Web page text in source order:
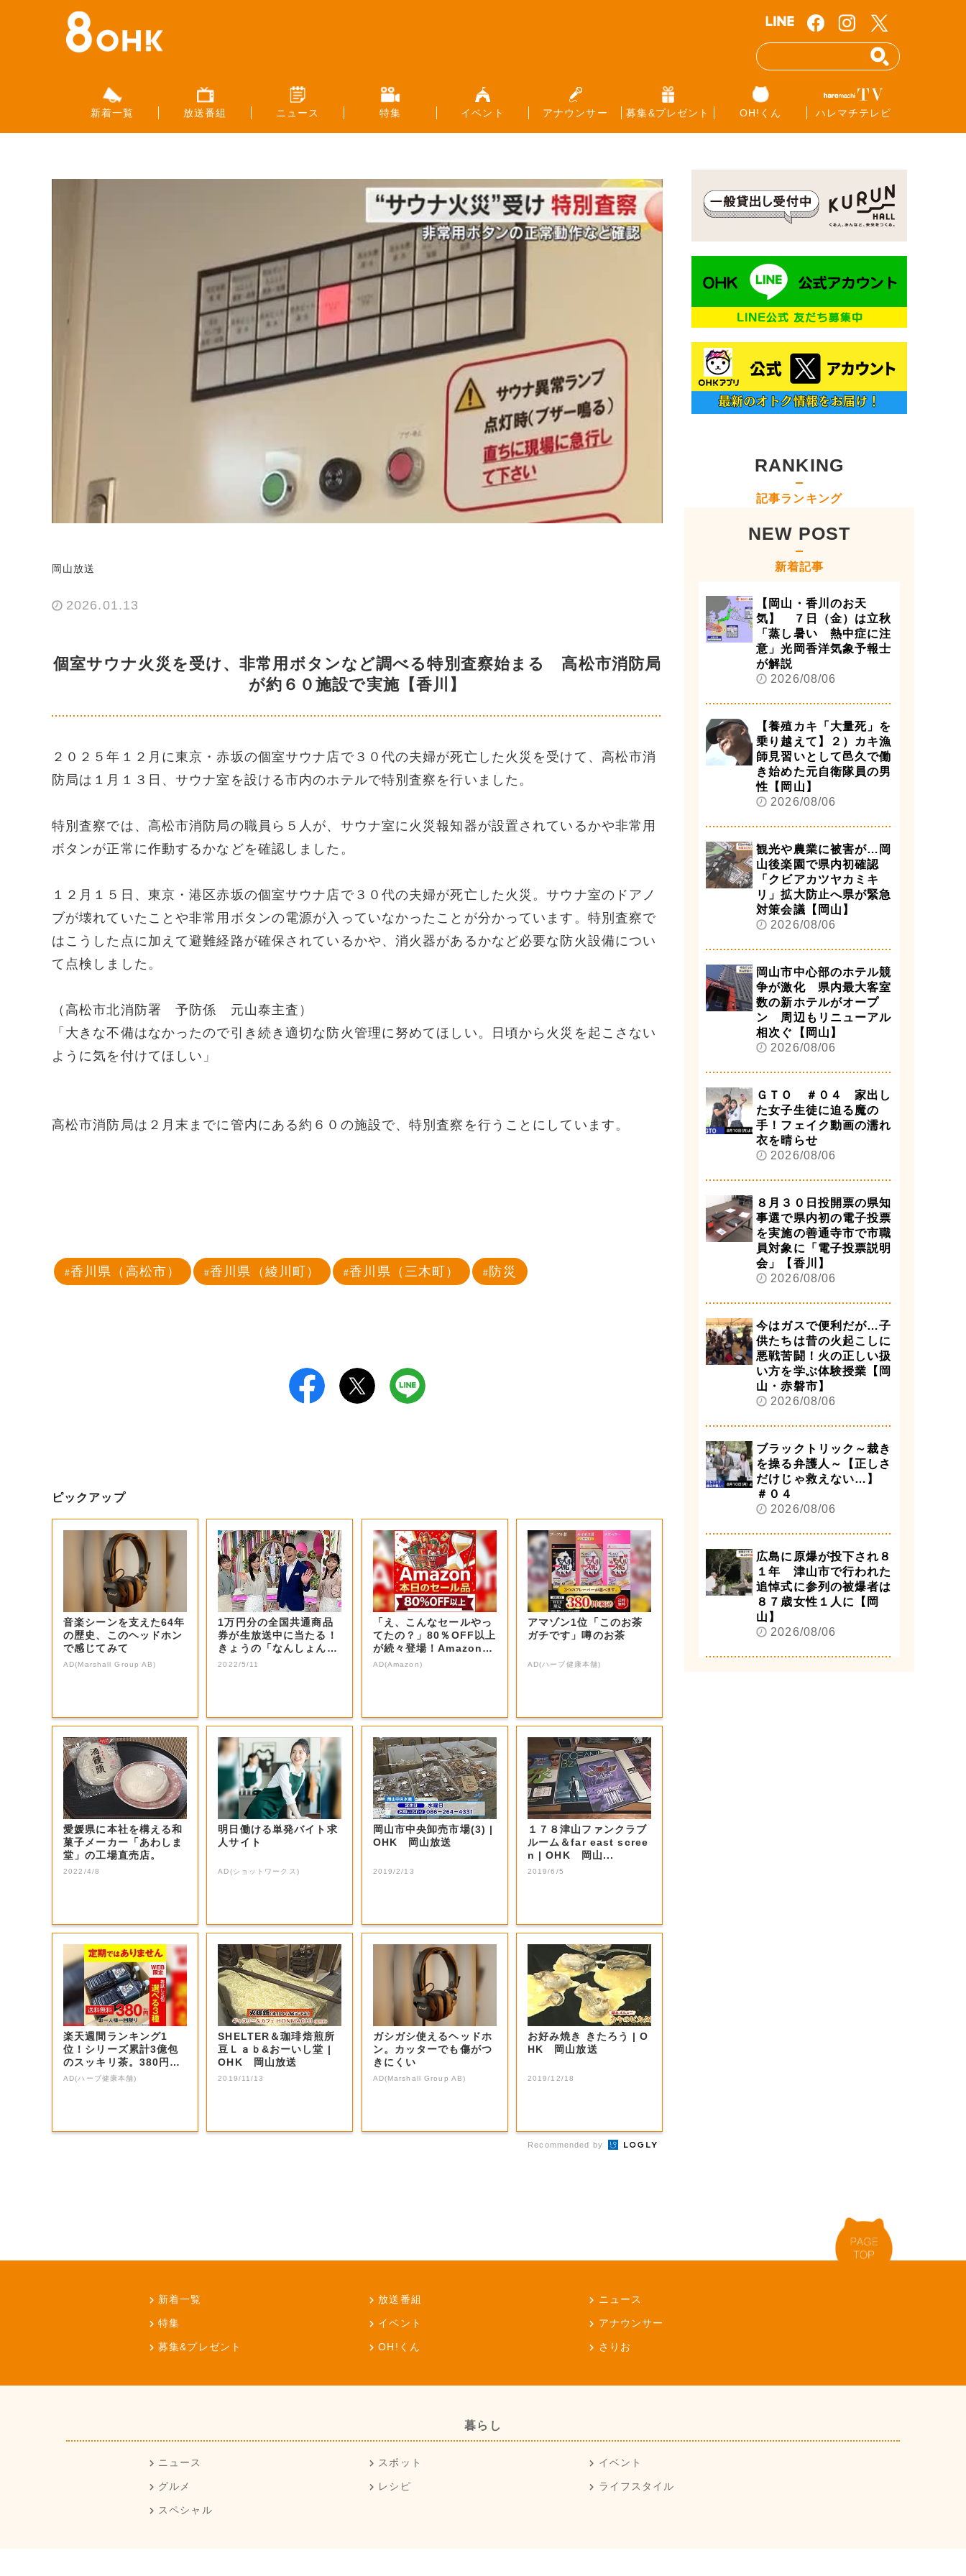
新着一覧 放送番組 ニュース 特集 イベント アナウンサー 募集&プレゼント OH!くん ハレマチテレビ
岡山放送
2026.01.13
個室サウナ火災を受け、非常用ボタンなど調べる特別査察始まる 高松市消防局
が約６０施設で実施【香川】
２０２５年１２月に東京・赤坂の個室サウナ店で３０代の夫婦が死亡した火災を受けて、高松市消
防局は１月１３日、サウナ室を設ける市内のホテルで特別査察を行いました。
特別査察では、高松市消防局の職員ら５人が、サウナ室に火災報知器が設置されているかや非常用
ボタンが正常に作動するかなどを確認しました。
１２月１５日、東京・港区赤坂の個室サウナ店で３０代の夫婦が死亡した火災。サウナ室のドアノ
ブが壊れていたことや非常用ボタンの電源が入っていなかったことが分かっています。特別査察で
はこうした点に加えて避難経路が確保されているかや、消火器があるかなど必要な防火設備につい
て点検しました。
（高松市北消防署 予防係 元山泰主査）
「大きな不備はなかったので引き続き適切な防火管理に努めてほしい。日頃から火災を起こさない
ように気を付けてほしい」
高松市消防局は２月末までに管内にある約６０の施設で、特別査察を行うことにしています。
香川県（高松市） 香川県（綾川町） 香川県（三木町） 防災
ピックアップ
音楽シーンを支えた64年
の歴史、このヘッドホン
で感じてみて
AD(Marshall Group AB)
1万円分の全国共通商品
券が生放送中に当たる！
きょうの「なんしょん？
生電話クイズ」...
2022/5/11
「え、こんなセールやっ
てたの？」80％OFF以上
が続々登場！Amazonの
本気が...
AD(Amazon)
アマゾン1位「このお茶
ガチです」噂のお茶
AD(ハーブ健康本舗)
愛媛県に本社を構える和
菓子メーカー「あわしま
堂」の工場直売店。
2022/4/8
明日働ける単発バイト求
人サイト
AD(ショットワークス)
岡山市中央卸売市場(3) |
OHK 岡山放送
2019/2/13
１７８津山ファンクラブ
ルーム＆far east scree
n | OHK 岡山...
2019/6/5
楽天週間ランキング1
位！シリーズ累計3億包
のスッキリ茶。380円で
お試し
AD(ハーブ健康本舗)
SHELTER＆珈琲焙煎所
豆Ｌａｂ&おーいし堂 |
OHK 岡山放送
2019/11/13
ガシガシ使えるヘッドホ
ン。カッターでも傷がつ
きにくい
AD(Marshall Group AB)
お好み焼き きたろう | O
HK 岡山放送
2019/12/18
Recommended by
RANKING
記事ランキング
NEW POST
新着記事
【岡山・香川のお天
気】 ７日（金）は立秋
「蒸し暑い 熱中症に注
意」光岡香洋気象予報士
が解説
2026/08/06
【養殖カキ「大量死」を
乗り越えて】２）カキ漁
師見習いとして邑久で働
き始めた元自衛隊員の男
性【岡山】
2026/08/06
観光や農業に被害が…岡
山後楽園で県内初確認
「クビアカツヤカミキ
リ」拡大防止へ県が緊急
対策会議【岡山】
2026/08/06
岡山市中心部のホテル競
争が激化 県内最大客室
数の新ホテルがオープ
ン 周辺もリニューアル
相次ぐ【岡山】
2026/08/06
ＧＴＯ ＃０４ 家出し
た女子生徒に迫る魔の
手！フェイク動画の濡れ
衣を晴らせ
2026/08/06
８月３０日投開票の県知
事選で県内初の電子投票
を実施の善通寺市で市職
員対象に「電子投票説明
会」【香川】
2026/08/06
今はガスで便利だが…子
供たちは昔の火起こしに
悪戦苦闘！火の正しい扱
い方を学ぶ体験授業【岡
山・赤磐市】
2026/08/06
ブラックトリック～裁き
を操る弁護人～【正しさ
だけじゃ救えない…】
＃０４
2026/08/06
広島に原爆が投下され８
１年 津山市で行われた
追悼式に参列の被爆者は
８７歳女性１人に【岡
山】
2026/08/06
新着一覧 放送番組 ニュース
特集 イベント アナウンサー
募集&プレゼント OH!くん さりお
暮らし
ニュース スポット イベント
グルメ レシピ ライフスタイル
スペシャル